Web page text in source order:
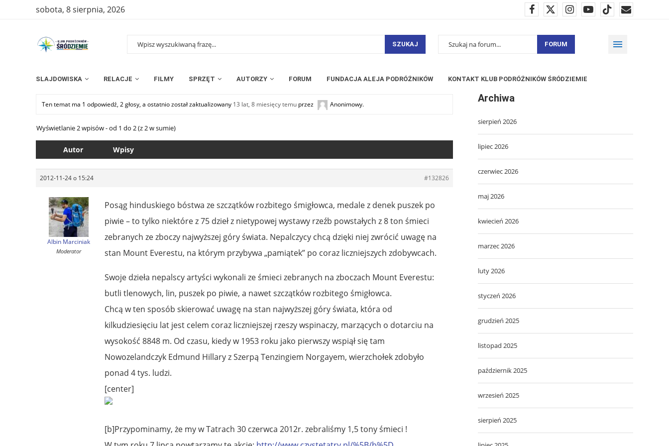
sobota, 8 sierpnia, 2026
SZUKAJ FORUM
SLAJDOWISKA RELACJE FILMY SPRZĘT AUTORZY FORUM FUNDACJA ALEJA PODRÓŻNIKÓW KONTAKT KLUB PODRÓŻNIKÓW ŚRÓDZIEMIE
Ten temat ma 1 odpowiedź, 2 głosy, a ostatnio został zaktualizowany 13 lat, 8 miesięcy temu przez Anonimowy.
Wyświetlanie 2 wpisów - od 1 do 2 (z 2 w sumie)
Autor Wpisy
2012-11-24 o 15:24 #132826
Albin Marciniak
Moderator
Posąg hinduskiego bóstwa ze szczątków rozbitego śmigłowca, medale z denek puszek po
piwie – to tylko niektóre z 75 dzieł z nietypowej wystawy rzeźb powstałych z 8 ton śmieci
zebranych ze zboczy najwyższej góry świata. Nepalczycy chcą dzięki niej zwrócić uwagę na
stan Mount Everestu, na którym przybywa „pamiątek” po coraz liczniejszych zdobywcach.
Swoje dzieła nepalscy artyści wykonali ze śmieci zebranych na zboczach Mount Everestu:
butli tlenowych, lin, puszek po piwie, a nawet szczątków rozbitego śmigłowca.
Chcą w ten sposób skierować uwagę na stan najwyższej góry świata, która od
kilkudziesięciu lat jest celem coraz liczniejszej rzeszy wspinaczy, marzących o dotarciu na
wysokość 8848 m. Od czasu, kiedy w 1953 roku jako pierwszy wspiął się tam
Nowozelandczyk Edmund Hillary z Szerpą Tenzingiem Norgayem, wierzchołek zdobyło
ponad 4 tys. ludzi.
[center]
[b]Przypominamy, że my w Tatrach 30 czerwca 2012r. zebraliśmy 1,5 tony śmieci !
Archiwa
sierpień 2026
lipiec 2026
czerwiec 2026
maj 2026
kwiecień 2026
marzec 2026
luty 2026
styczeń 2026
grudzień 2025
listopad 2025
październik 2025
wrzesień 2025
sierpień 2025